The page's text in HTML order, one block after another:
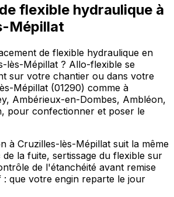
flexible hydraulique à
Mépillat
de flexible hydraulique en
lès-Mépillat ? Allo-flexible se
sur votre chantier ou dans votre
Mépillat (01290) comme à
Ambérieux-en-Dombes, Ambléon,
pour confectionner et poser le
à Cruzilles-lès-Mépillat suit la même
de la fuite, sertissage du flexible sur
de l'étanchéité avant remise
: que votre engin reparte le jour